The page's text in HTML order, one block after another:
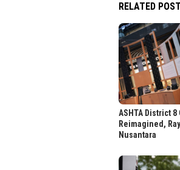
RELATED
ASHTA District
Reimagined,
Nusantara